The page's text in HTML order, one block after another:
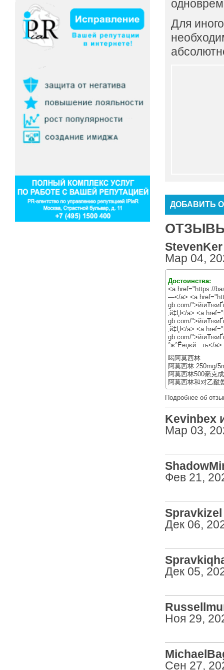
Для
ДОБАВИТЬ
StevenKer
Мар 04,
Достоинства:
<a href="https://
—</a> <a
gb.com/
‚й‡Џ</a> <a
gb.com/
‚й‡Џ</a> <a
gb.com/
°ж°Ёеџєй…љ</a>
喝阿莫西林
阿莫西林 250mg/
阿莫西林500毫克
阿莫西林和对乙酰
Подробнее об
Kevinbex
Мар 03,
Фев 21,
Spravkizel
Дек 06,
Дек 05,
Ноя 29,
Сен 27,